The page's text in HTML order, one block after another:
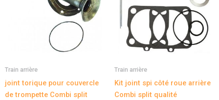
Train arrière
joint torique pour couvercle
de trompette Combi split
Train arrière
Kit joint spi côté roue arrière
Combi split qualité